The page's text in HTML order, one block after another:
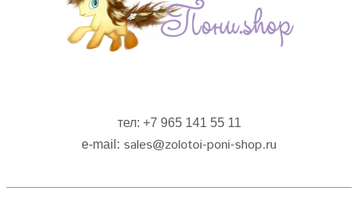
тел: +7 965 141 55 11
e-mail: sales@zolotoi-poni-shop.ru